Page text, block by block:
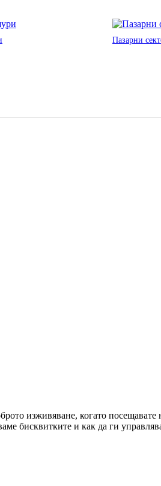
Пазарни
изживяване, когато
бисквитките и как да ги